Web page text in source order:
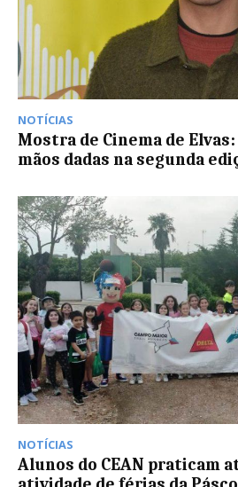
NOTÍCIAS
Mostra de Cinema de
mãos dadas na segunda
NOTÍCIAS
Alunos do CEAN praticam